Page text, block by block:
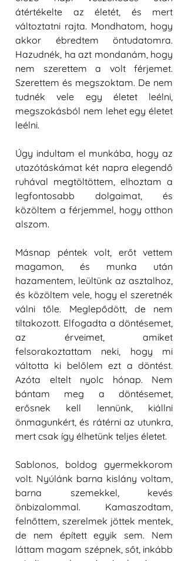
átértékelte az életét, és mert
változtatni rajta. Mondhatom, hogy
akkor ébredtem öntudatomra.
Hazudnék, ha azt mondanám, hogy
nem szerettem a volt férjemet.
Szerettem és megszoktam. De nem
tudnék vele egy életet leélni,
megszokásból nem lehet egy életet
leélni.
Úgy indultam el munkába, hogy az
utazótáskámat két napra elegendő
ruhával megtöltöttem, elhoztam a
legfontosabb dolgaimat, és
közöltem a férjemmel, hogy otthon
alszom.
Másnap péntek volt, erőt vettem
magamon, és munka után
hazamentem, leültünk az asztalhoz,
és közöltem vele, hogy el szeretnék
válni tőle. Meglepődött, de nem
tiltakozott. Elfogadta a döntésemet,
az érveimet, amiket
felsorakoztattam neki, hogy mi
váltotta ki belőlem ezt a döntést.
Azóta eltelt nyolc hónap. Nem
bántam meg a döntésemet,
erősnek kell lennünk, kiállni
önmagunkért, és rátérni az utunkra,
mert csak így élhetünk teljes életet.
Sablonos, boldog gyermekkorom
volt. Nyúlánk barna kislány voltam,
barna szemekkel, kevés
önbizalommal. Kamaszodtam,
felnőttem, szerelmek jöttek mentek,
de nem épített egyik sem. Nem
láttam magam szépnek, sőt, inkább